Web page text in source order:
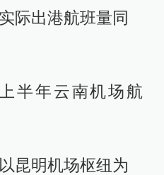
际出港航班量同
半年云南机场航
昆明机场枢纽为